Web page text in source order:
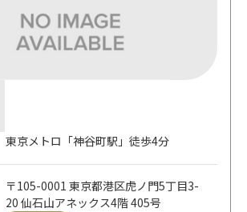
東京メトロ「神谷町駅」徒歩4分
〒105-0001 東京都港区虎ノ門5丁目3-
20 仙石山アネックス4階 405号